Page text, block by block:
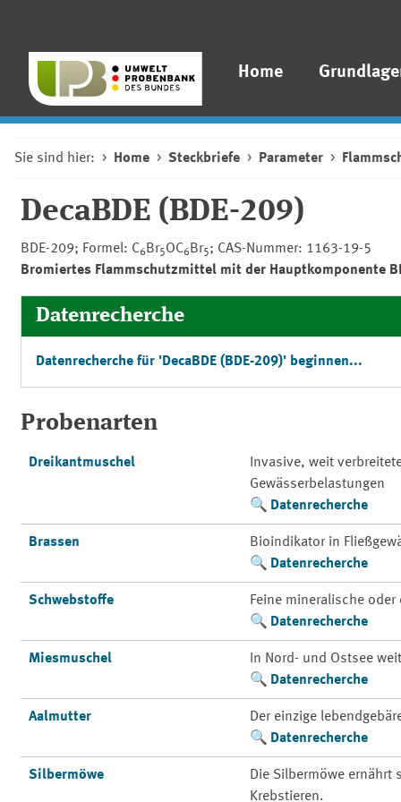
Home
Sie sind hier: Home Steckbriefe Parameter
DecaBDE (BDE-209)
BDE-209; Formel: C6 Br5OC6 Br5; CAS-Nummer: 1163-19-5
Bromiertes Flammschutzmittel mit der Hauptkomponente
Datenrecherche
Datenrecherche für 'DecaBDE (BDE-209)' beginnen...
Probenarten
Dreikantmuschel
Invasive, weit
Gewässerbelastungen
Datenrecherche
Brassen
Bioindikator in
Datenrecherche
Schwebstoffe
Feine mineralische
Datenrecherche
Miesmuschel
In Nord- und Ostsee
Datenrecherche
Aalmutter
Der einzige
Datenrecherche
Silbermöwe
Die Silbermöwe
Krebstieren.